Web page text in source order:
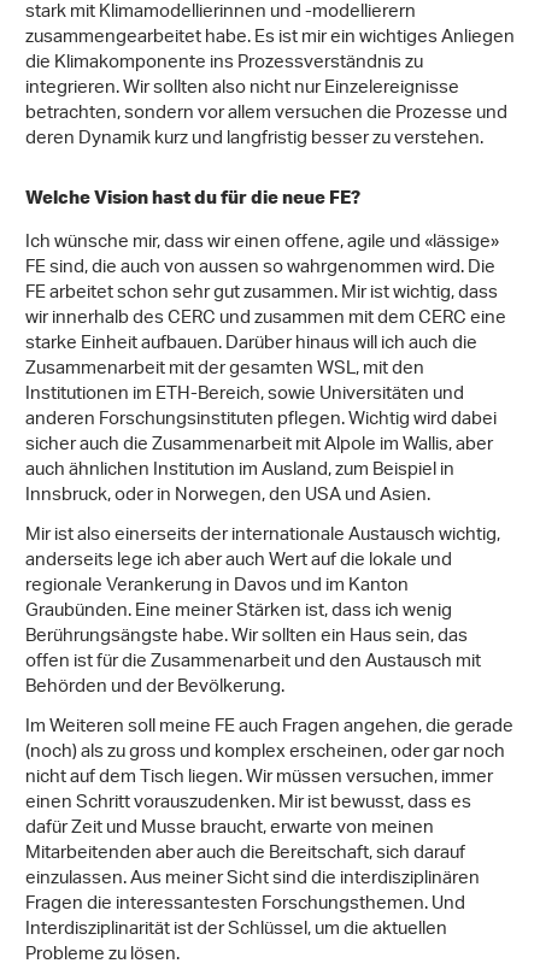
stark mit Klimamodellierinnen und -modellierern
zusammengearbeitet habe. Es ist mir ein wichtiges Anliegen
die Klimakomponente ins Prozessverständnis zu
integrieren. Wir sollten also nicht nur Einzelereignisse
betrachten, sondern vor allem versuchen die Prozesse und
deren Dynamik kurz und langfristig besser zu verstehen.
Welche Vision hast du für die neue FE?
Ich wünsche mir, dass wir einen offene, agile und «lässige»
FE sind, die auch von aussen so wahrgenommen wird. Die
FE arbeitet schon sehr gut zusammen. Mir ist wichtig, dass
wir innerhalb des CERC und zusammen mit dem CERC eine
starke Einheit aufbauen. Darüber hinaus will ich auch die
Zusammenarbeit mit der gesamten WSL, mit den
Institutionen im ETH-Bereich, sowie Universitäten und
anderen Forschungsinstituten pflegen. Wichtig wird dabei
sicher auch die Zusammenarbeit mit Alpole im Wallis, aber
auch ähnlichen Institution im Ausland, zum Beispiel in
Innsbruck, oder in Norwegen, den USA und Asien.
Mir ist also einerseits der internationale Austausch wichtig,
anderseits lege ich aber auch Wert auf die lokale und
regionale Verankerung in Davos und im Kanton
Graubünden. Eine meiner Stärken ist, dass ich wenig
Berührungsängste habe. Wir sollten ein Haus sein, das
offen ist für die Zusammenarbeit und den Austausch mit
Behörden und der Bevölkerung.
Im Weiteren soll meine FE auch Fragen angehen, die gerade
(noch) als zu gross und komplex erscheinen, oder gar noch
nicht auf dem Tisch liegen. Wir müssen versuchen, immer
einen Schritt vorauszudenken. Mir ist bewusst, dass es
dafür Zeit und Musse braucht, erwarte von meinen
Mitarbeitenden aber auch die Bereitschaft, sich darauf
einzulassen. Aus meiner Sicht sind die interdisziplinären
Fragen die interessantesten Forschungsthemen. Und
Interdisziplinarität ist der Schlüssel, um die aktuellen
Probleme zu lösen.